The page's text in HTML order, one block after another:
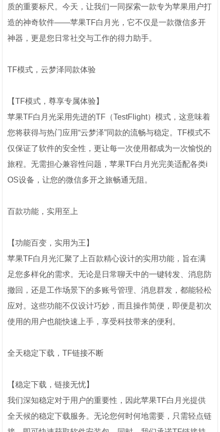
质的重要标尺。今天，让我们一同探索一款专为苹果用户打
造的神奇软件——苹果TF白月光，它不仅是一款微信多开
神器，更是您日常社交与工作的得力助手。
TF模式，云梦泽同款体验
【TF模式，尊享专属体验】
苹果TF白月光采用先进的TF（TestFlight）模式，这意味着
您将获得与热门应用“云梦泽”同款的流畅与稳定。TF模式不
仅保证了软件的安全性，更让每一次使用都成为一次愉悦的
旅程。无需担心兼容性问题，苹果TF白月光完美适配各类i
OS设备，让您的微信多开之旅畅通无阻。
百款功能，实用至上
【功能百变，实用为王】
苹果TF白月光汇聚了上百款精心设计的实用功能，旨在满
足您多样化的需求。无论是日常聊天中的一键转发、消息防
撤回，还是工作场景下的多账号管理、消息群发，都能轻松
应对。这些功能不仅设计巧妙，而且操作简便，即便是初次
使用的用户也能快速上手，享受科技带来的便利。
全天稳定下载，TF链接不断
【稳定下载，链接无忧】
我们深知稳定对于用户的重要性，因此苹果TF白月光提供
全天候的稳定下载服务。无论您何时何地需要，只需轻点链